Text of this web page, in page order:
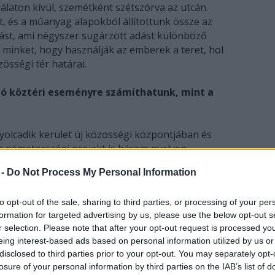
Do Not Process My Personal Information
opt-out of the sale, sharing to third parties, or processing of your
for targeted advertising by us, please use the below opt-out
selection. Please note that after your opt-out request is processed
interest-based ads based on personal information utilized by us
to third parties prior to your opt-out. You may separately
of your personal information by third parties on the IAB’s list of
kívül, szemétként szétszórva az utcán.
és a műanyag alapokból állítottunk össze az
ami négyszer sugárzott adást különböző
hogy használják az emberek a teret, hol
tér határai.
köztéri eseményre számíthatunk, mint a
kerület új közösségi központjában és
németországi projekt is három nyelven
most több lesz a magyar nyelvű rész. A Pap
cserekereskedelméből élnek, Rika Pap
lesz a fiktív keret. A koncepció az
született: a csoportunk működésében sok a
A lipcsei projektben tízen vettünk részt,
tagokkal egészül ki a Pap Család. A családunk
csatlakozhat hozzánk.